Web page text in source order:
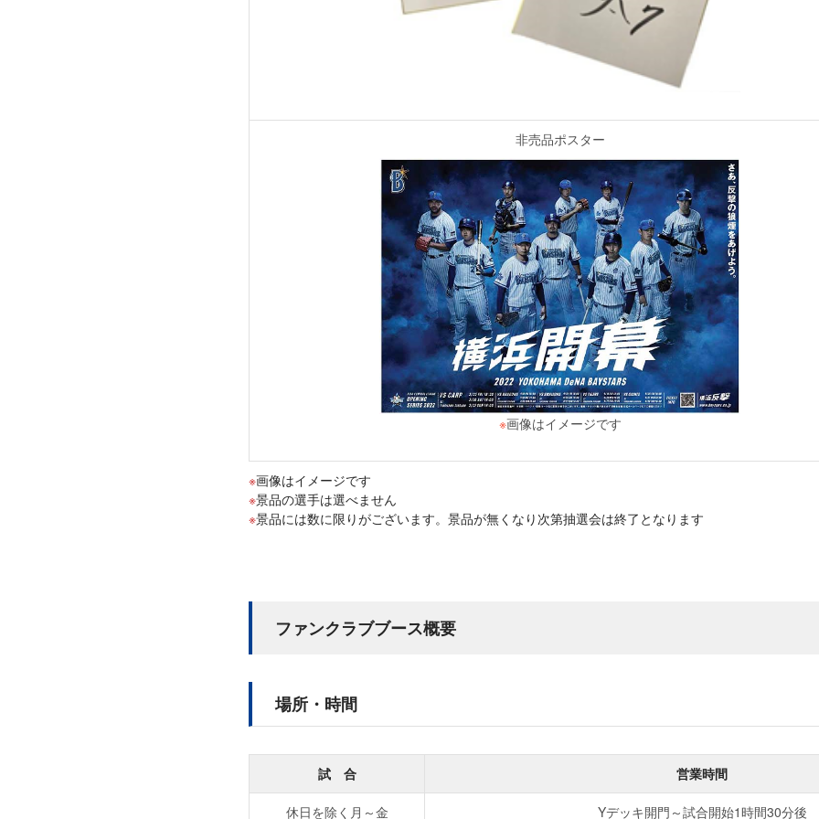
非売品ポスター
※画像はイメージです
画像はイメージです
景品の選手は選べません
景品には数に限りがございます。景品が無くなり次第抽選会は終了となります
ファンクラブブース概要
場所・時間
試 合 営業時間
休日を除く月～金 Yデッキ開門～試合開始1時間30分後